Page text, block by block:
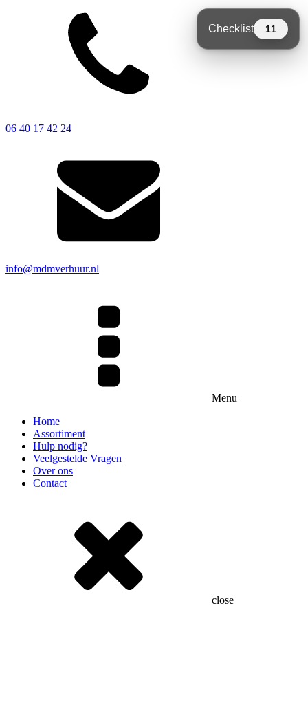
06 40 17 42 24
info@mdmverhuur.nl
Menu
Home
Assortiment
Hulp nodig?
Veelgestelde Vragen
Over ons
Contact
close
Checklist 11
Niet vergeten
open
Drank
Garderobe
Glaswerk
Muziek
Sanitair